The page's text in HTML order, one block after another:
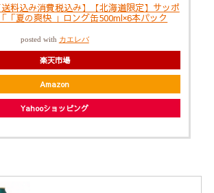
送料込み消費税込み】【北海道限定】サッポ
「夏の爽快 」ロング缶500ml×6本パック
posted with カエレバ
楽天市場
Amazon
Yahooショッピング